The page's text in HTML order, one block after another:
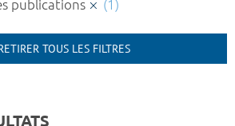
publications
(1)
TOUS LES FILTRES